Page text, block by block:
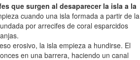
que surgen al desaparecer la isla a la
cuando una isla formada a partir de la
por arrecifes de coral esparcidos
erosivo, la isla empieza a hundirse. El
en una barrera, haciendo un canal